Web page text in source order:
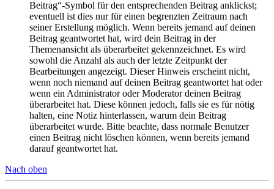
Beitrag“-Symbol für den entsprechenden Beitrag anklickst;
eventuell ist dies nur für einen begrenzten Zeitraum nach
seiner Erstellung möglich. Wenn bereits jemand auf deinen
Beitrag geantwortet hat, wird dein Beitrag in der
Themenansicht als überarbeitet gekennzeichnet. Es wird
sowohl die Anzahl als auch der letzte Zeitpunkt der
Bearbeitungen angezeigt. Dieser Hinweis erscheint nicht,
wenn noch niemand auf deinen Beitrag geantwortet hat oder
wenn ein Administrator oder Moderator deinen Beitrag
überarbeitet hat. Diese können jedoch, falls sie es für nötig
halten, eine Notiz hinterlassen, warum dein Beitrag
überarbeitet wurde. Bitte beachte, dass normale Benutzer
einen Beitrag nicht löschen können, wenn bereits jemand
darauf geantwortet hat.
Nach oben